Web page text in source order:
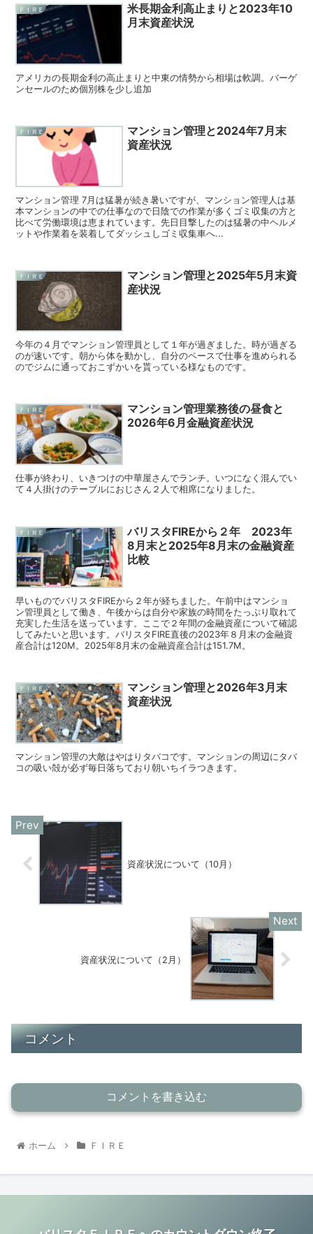
ＦＩＲＥ
米長期金利高止まりと2023年10
月末資産状況
アメリカの長期金利の高止まりと中東の情勢から相場は軟調。バーゲ
ンセールのため個別株を少し追加
ＦＩＲＥ
マンション管理と2024年7月末
資産状況
マンション管理 7月は猛暑が続き暑いですが、マンション管理人は基
本マンションの中での仕事なので日陰での作業が多くゴミ収集の方と
比べて労働環境は恵まれています。先日目撃したのは猛暑の中ヘルメ
ットや作業着を装着してダッシュしゴミ収集車へ...
ＦＩＲＥ
マンション管理と2025年5月末資
産状況
今年の４月でマンション管理員として１年が過ぎました。時が過ぎる
のが速いです。朝から体を動かし、自分のペースで仕事を進められる
のでジムに通っておこずかいを貰っている様なものです。
ＦＩＲＥ
マンション管理業務後の昼食と
2026年6月金融資産状況
仕事が終わり、いきつけの中華屋さんでランチ。いつになく混んでい
て４人掛けのテーブルにおじさん２人で相席になりました。
ＦＩＲＥ
バリスタFIREから２年 2023年
8月末と2025年8月末の金融資産
比較
早いものでバリスタFIREから２年が経ちました。午前中はマンショ
ン管理員として働き、午後からは自分や家族の時間をたっぷり取れて
充実した生活を送っています。ここで２年間の金融資産について確認
してみたいと思います。バリスタFIRE直後の2023年８月末の金融資
産合計は120M。2025年8月末の金融資産合計は151.7M。
ＦＩＲＥ
マンション管理と2026年3月末
資産状況
マンション管理の大敵はやはりタバコです。マンションの周辺にタバ
コの吸い殻が必ず毎日落ちており朝いちイラつきます。
資産状況について（10月）
資産状況について（2月）
コメント
コメントを書き込む
ホーム ＦＩＲＥ